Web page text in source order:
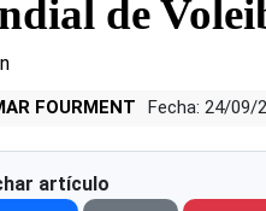
de
FOURMENT Fecha: 24/09/
artículo